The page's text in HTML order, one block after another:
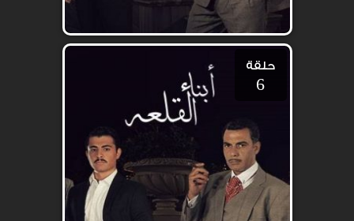
حلقة
6